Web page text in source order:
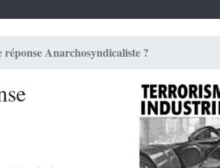
Anarchosyndicaliste ?